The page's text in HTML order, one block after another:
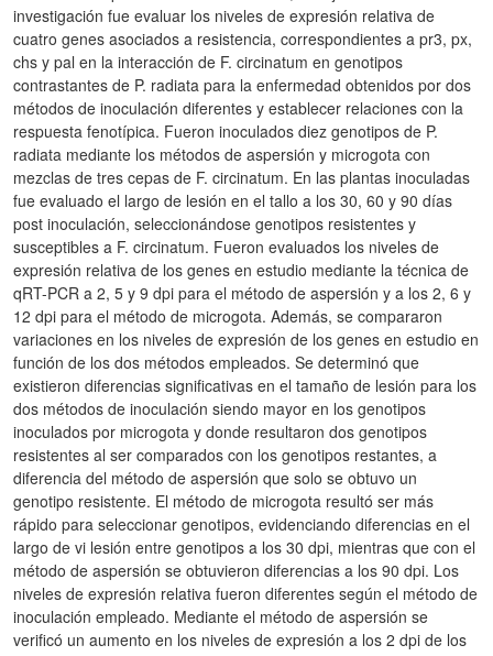
investigación fue evaluar los niveles de expresión relativa de
cuatro genes asociados a resistencia, correspondientes a pr3, px,
chs y pal en la interacción de F. circinatum en genotipos
contrastantes de P. radiata para la enfermedad obtenidos por dos
métodos de inoculación diferentes y establecer relaciones con la
respuesta fenotípica. Fueron inoculados diez genotipos de P.
radiata mediante los métodos de aspersión y microgota con
mezclas de tres cepas de F. circinatum. En las plantas inoculadas
fue evaluado el largo de lesión en el tallo a los 30, 60 y 90 días
post inoculación, seleccionándose genotipos resistentes y
susceptibles a F. circinatum. Fueron evaluados los niveles de
expresión relativa de los genes en estudio mediante la técnica de
qRT-PCR a 2, 5 y 9 dpi para el método de aspersión y a los 2, 6 y
12 dpi para el método de microgota. Además, se compararon
variaciones en los niveles de expresión de los genes en estudio en
función de los dos métodos empleados. Se determinó que
existieron diferencias significativas en el tamaño de lesión para los
dos métodos de inoculación siendo mayor en los genotipos
inoculados por microgota y donde resultaron dos genotipos
resistentes al ser comparados con los genotipos restantes, a
diferencia del método de aspersión que solo se obtuvo un
genotipo resistente. El método de microgota resultó ser más
rápido para seleccionar genotipos, evidenciando diferencias en el
largo de vi lesión entre genotipos a los 30 dpi, mientras que con el
método de aspersión se obtuvieron diferencias a los 90 dpi. Los
niveles de expresión relativa fueron diferentes según el método de
inoculación empleado. Mediante el método de aspersión se
verificó un aumento en los niveles de expresión a los 2 dpi de los